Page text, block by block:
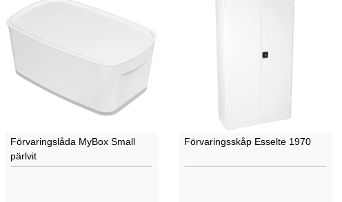
Förvaringslåda MyBox Small
pärlvit
Förvaringsskåp Esselte 1970